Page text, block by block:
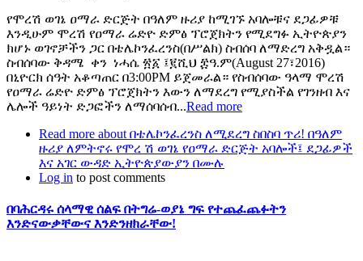
የሞረሽ ወገኔ ዐማራ ድርጅት በዓለም ዙሪያ ከሚገኙ አባሎቹና ደጋፊዎቹ
እንዲሁም ሞረሽ የዐማራ ሬድዮ ድምፅ ፕሮጀክትን የሚደግፉ ኢትዮጵያን
ክሆኑ ወገኖቻችን ጋር በቴሌኮንፈረንስ(በሥልክ) ስብሰባ ለማድረግ አቅዷል።
ስብሰባው ቅዳሜ ቀን ነሓሴ ፳፩ ፤፪ሺህ ፰ዓ.ም(August 27፣2016)
በኒዮርክ ሰዓት አቆጣጠር በ3:00PM ይጀመራል። የስብሰባው ዓላማ ሞረሽ
የዐማራ ሬድዮ ድምፅ ፕሮጀክትን እውን ለማደረግ የሚያስችል የገንዘብ እና
ሌሎች ዓይነት ድጋፎችን ለማሰባሰብ...Read more
Read more about በቴሌኮንፈረንስ ለሚደረግ ስበስባ ጥሪ! በዓለም
ዙሪያ ለምትኖሩ የሞረ ሽ ወገኔ የዐማራ ድርጅት አባሎች፤ ደጋፊዎች
እና አገር ውዳድ ኢትዮጵያውያን በሙሉ
Log in to post comments
በባሕርዳሩ ሰላማዊ ሰልፍ በትግሬ-ወያኔ ግፍ የተጨፈጨፉትን
እንድናውቃቸውና እንድንዘክራቸው!